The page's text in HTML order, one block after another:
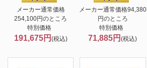
メーカー通常価格
254,100円のところ
特別価格
191,675円 (税込)
メーカー通常価格94,380
円のところ
特別価格
71,885円(税込)